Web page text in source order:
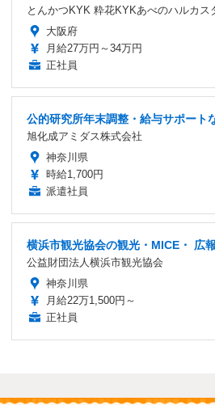
とんかつKYK 粋花KYKあべのハルカス
大阪府
月給27万円～34万円
正社員
公的研究所年末調整・給与サポート
旭化成アミダス株式会社
神奈川県
時給1,700円
派遣社員
横浜市観光協会の観光・MICE・ 広
公益財団法人横浜市観光協会
神奈川県
月給22万1,500円～
正社員